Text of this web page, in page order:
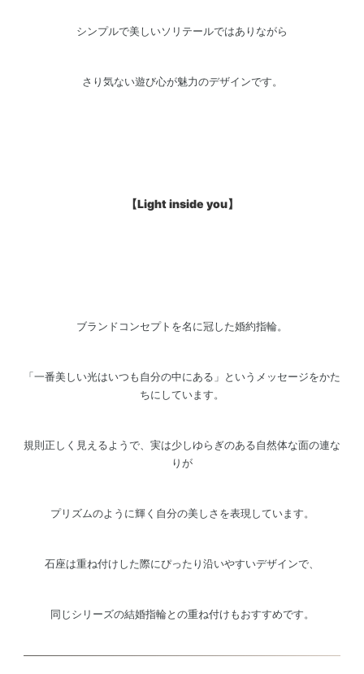
シンプルで美しいソリテールではありながら
さり気ない遊び心が魅力のデザインです。
【Light inside you】
ブランドコンセプトを名に冠した婚約指輪。
「一番美しい光はいつも自分の中にある」というメッセージをかた
ちにしています。
規則正しく見えるようで、実は少しゆらぎのある自然体な面の連な
りが
プリズムのように輝く自分の美しさを表現しています。
石座は重ね付けした際にぴったり沿いやすいデザインで、
同じシリーズの結婚指輪との重ね付けもおすすめです。